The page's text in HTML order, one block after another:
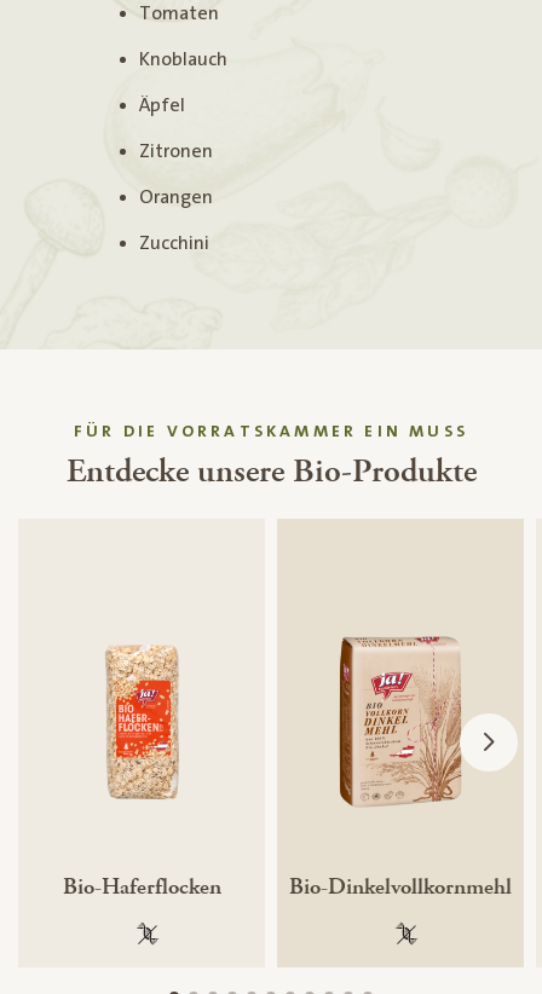
Tomaten
Knoblauch
Äpfel
Zitronen
Orangen
Zucchini
FÜR DIE VORRATSKAMMER EIN MUSS
Entdecke unsere Bio-Produkte
Bio-Haferflocken
100 % gentechnikfrei
Bio-Dinkelvollkornmehl
100 %